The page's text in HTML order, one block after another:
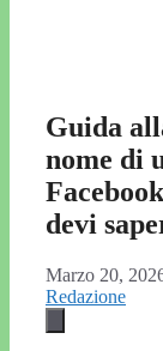
Guida
nome di
devi
Marzo 20,
Redazione